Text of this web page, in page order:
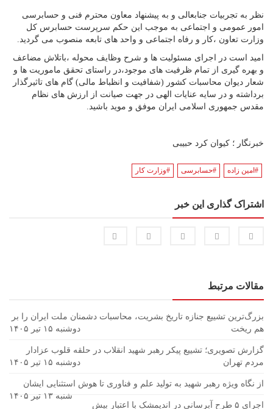
نظر به تجربیات جنابعالی و به پیشنهاد معاون محترم فنی و حسابرسی
امور عمومی و اجتماعی به موجب این حکم سرپرست حسابرس کل
وزارت تعاون ،کار و رفاه اجتماعی و واحد های تابعه منصوب می گردید.
امید است در اجرای مسئولیت ها و شرح وظایف محوله ،باتلاش مضاعف
و بهره گیری از تمام ظرفیت های موجود،در راستای تحقق ماموریت ها و
شعار دیوان محاسبات کشور (شفافیت و انظباط مالی) گام های تاثیرگذار
برداشته و در سایه عنایات الهی در جهت صیانت از ارزش های نظام
مقدس جمهوری اسلامی ایران موفق و موید باشید.
خبرنگار ؛ کیوان کرد حبیبی
#امین زاده #حسابرسی #وزارت کار
اشتراک گذاری این خبر
مقالات مرتبط
بزرگ‌ترین تشییع جنازه تاریخ بشریت، محاسبات دشمنان ملت ایران را بر
هم ریخت
دوشنبه ۱۵ تیر ۱۴۰۵
گزارش تصویری؛ تشییع پیکر رهبر شهید انقلاب در حلقه قلوب عزادار
مردم تهران
دوشنبه ۱۵ تیر ۱۴۰۵
از نگاه ویژه رهبر شهید به تولید علم و فناوری تا هوش استثنایی ایشان
شنبه ۱۳ تیر ۱۴۰۵
اجرای ۵ طرح آبرسانی در اندیمشک با اعتبار بیش